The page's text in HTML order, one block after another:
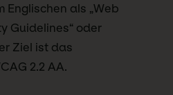
Englischen als „Web
Guidelines“ oder
Ziel ist das
2.2 AA.